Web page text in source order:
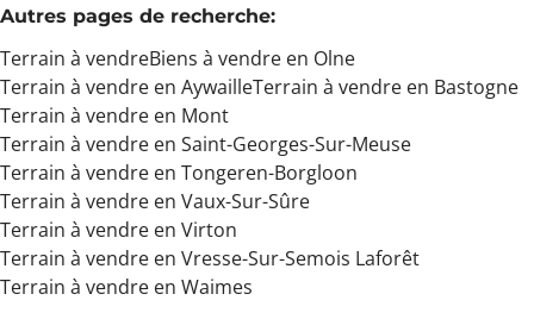
Max. budget
Chercher
Autres pages de recherche:
Terrain à vendreBiens à vendre en Olne
Terrain à vendre en AywailleTerrain à vendre en Bastogne
Terrain à vendre en Mont
Terrain à vendre en Saint-Georges-Sur-Meuse
Terrain à vendre en Tongeren-Borgloon
Terrain à vendre en Vaux-Sur-Sûre
Terrain à vendre en Virton
Terrain à vendre en Vresse-Sur-Semois Laforêt
Terrain à vendre en Waimes